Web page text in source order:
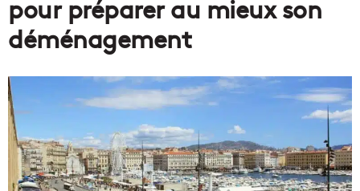
pour préparer au mieux son
déménagement